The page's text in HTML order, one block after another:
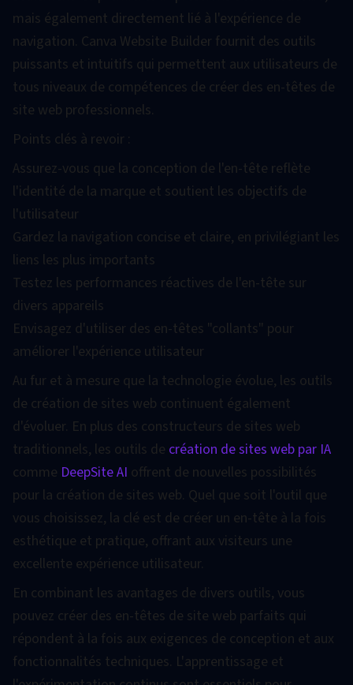
mais également directement lié à l'expérience de
navigation. Canva Website Builder fournit des outils
puissants et intuitifs qui permettent aux utilisateurs de
tous niveaux de compétences de créer des en-têtes de
site web professionnels.
Points clés à revoir :
Assurez-vous que la conception de l'en-tête reflète
l'identité de la marque et soutient les objectifs de
l'utilisateur
Gardez la navigation concise et claire, en privilégiant les
liens les plus importants
Testez les performances réactives de l'en-tête sur
divers appareils
Envisagez d'utiliser des en-têtes "collants" pour
améliorer l'expérience utilisateur
Au fur et à mesure que la technologie évolue, les outils
de création de sites web continuent également
d'évoluer. En plus des constructeurs de sites web
traditionnels, les outils de création de sites web par IA
comme DeepSite AI offrent de nouvelles possibilités
pour la création de sites web. Quel que soit l'outil que
vous choisissez, la clé est de créer un en-tête à la fois
esthétique et pratique, offrant aux visiteurs une
excellente expérience utilisateur.
En combinant les avantages de divers outils, vous
pouvez créer des en-têtes de site web parfaits qui
répondent à la fois aux exigences de conception et aux
fonctionnalités techniques. L'apprentissage et